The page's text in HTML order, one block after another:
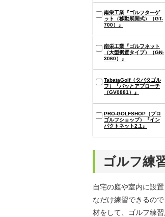
南栄工業『ゴルフターゲ
ット（移動展開式）（GT-
700）』
南栄工業『ゴルフネット
（大型据置タイプ）（GN-
3060）』
TabataGolf（タバタゴル
フ）『パッとアプローチ
（GV0881）』
PRO-GOLFSHOP（プロ
ゴルフショップ）『イン
パクトネット2.1』
ゴルフ練
自宅の庭や室内に設
なだけ練習できるの
材をして、ゴルフ練